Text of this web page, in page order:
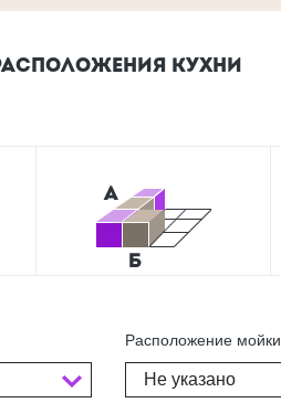
КУХНИ
Расположение мойки
Не указано